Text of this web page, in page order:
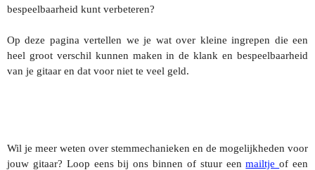
bespeelbaarheid kunt verbeteren?
Op deze pagina vertellen we je wat over kleine ingrepen die een
heel groot verschil kunnen maken in de klank en bespeelbaarheid
van je gitaar en dat voor niet te veel geld.
Wil je meer weten over stemmechanieken en de mogelijkheden voor
jouw gitaar? Loop eens bij ons binnen of stuur eenmailtjeof een